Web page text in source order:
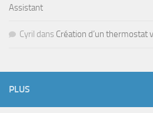
Assistant
Cyril dans Création d’un thermostat
PLUS